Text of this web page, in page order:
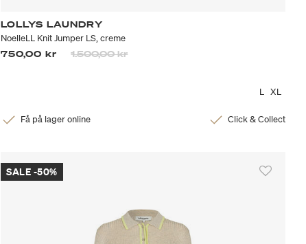
LOLLYS LAUNDRY
NoelleLL Knit Jumper LS, creme
750,00 kr
Priset är nedsatt från
1.500,00 krtill
L XL
Få på lager online Click & Collect
SALE -50%